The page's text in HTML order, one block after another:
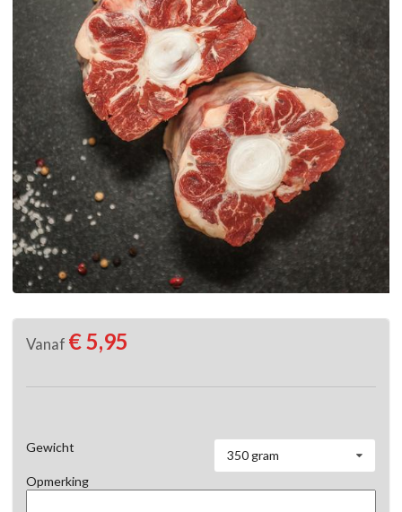
Vanaf € 5,95
Gewicht
350 gram
Opmerking